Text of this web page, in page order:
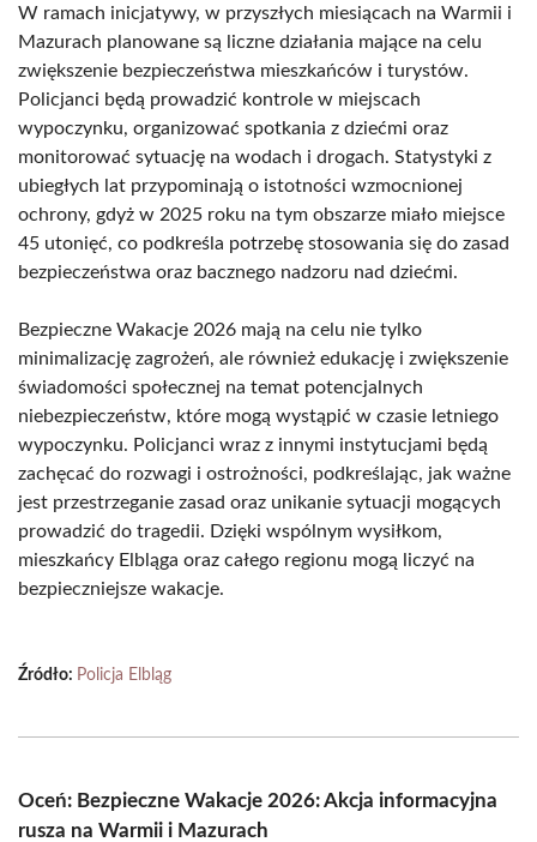
W ramach inicjatywy, w przyszłych miesiącach na Warmii i
Mazurach planowane są liczne działania mające na celu
zwiększenie bezpieczeństwa mieszkańców i turystów.
Policjanci będą prowadzić kontrole w miejscach
wypoczynku, organizować spotkania z dziećmi oraz
monitorować sytuację na wodach i drogach. Statystyki z
ubiegłych lat przypominają o istotności wzmocnionej
ochrony, gdyż w 2025 roku na tym obszarze miało miejsce
45 utonięć, co podkreśla potrzebę stosowania się do zasad
bezpieczeństwa oraz bacznego nadzoru nad dziećmi.
Bezpieczne Wakacje 2026 mają na celu nie tylko
minimalizację zagrożeń, ale również edukację i zwiększenie
świadomości społecznej na temat potencjalnych
niebezpieczeństw, które mogą wystąpić w czasie letniego
wypoczynku. Policjanci wraz z innymi instytucjami będą
zachęcać do rozwagi i ostrożności, podkreślając, jak ważne
jest przestrzeganie zasad oraz unikanie sytuacji mogących
prowadzić do tragedii. Dzięki wspólnym wysiłkom,
mieszkańcy Elbląga oraz całego regionu mogą liczyć na
bezpieczniejsze wakacje.
Źródło: Policja Elbląg
Oceń: Bezpieczne Wakacje 2026: Akcja informacyjna
rusza na Warmii i Mazurach